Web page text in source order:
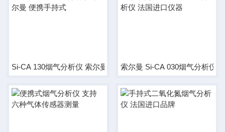
Si-CA 130烟气分析仪 索尔曼 便携手持式索尔曼 Si-CA 030烟气分析仪